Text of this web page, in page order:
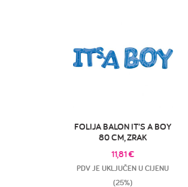
FOLIJA BALON IT’S A BOY
80 CM, ZRAK
11,81€
PDV JE UKLJUČEN U CIJENU
(25%)